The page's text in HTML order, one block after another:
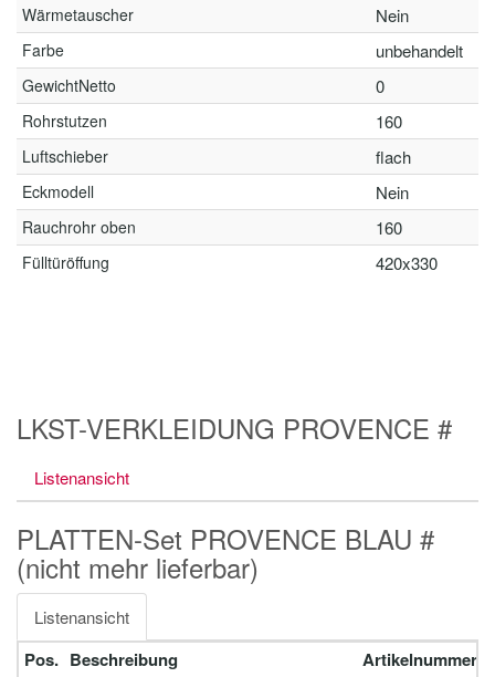
Wärmetauscher Nein
Farbe unbehandelt
GewichtNetto 0
Rohrstutzen 160
Luftschieber flach
Eckmodell Nein
Rauchrohr oben 160
Fülltüröffung 420x330
LKST-VERKLEIDUNG PROVENCE #
Listenansicht
PLATTEN-Set PROVENCE BLAU #
(nicht mehr lieferbar)
Listenansicht
Pos. Beschreibung Artikelnummer